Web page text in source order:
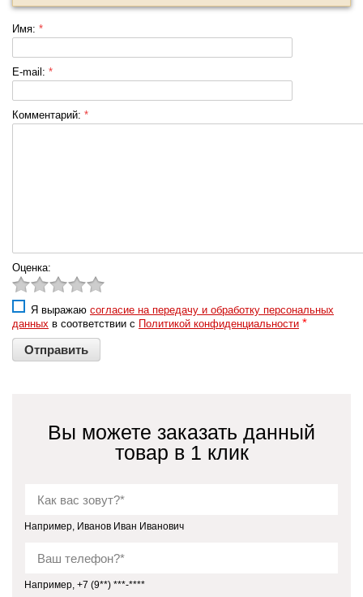
Имя: *
E-mail: *
Комментарий: *
Оценка:
Я выражаю согласие на передачу и обработку персональных
данных в соответствии с Политикой конфиденциальности *
Вы можете заказать данный
товар в 1 клик
Например, Иванов Иван Иванович
Например, +7 (9**) ***-****